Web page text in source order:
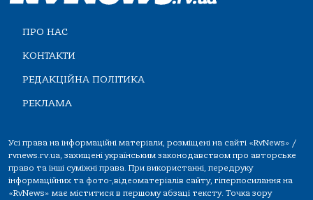
ПРО НАС
КОНТАКТИ
РЕДАКЦІЙНА ПОЛІТИКА
РЕКЛАМА
Усі права на інформаційні матеріали, розміщені на сайті «RvNews» /
rvnews.rv.ua, захищені українським законодавством про авторське
право та інші суміжні права. При використанні, передруку
інформаційних та фото-,відеоматеріалів сайту, гіперпосилання на
«RvNews» має міститися в першому абзаці тексту. Точка зору